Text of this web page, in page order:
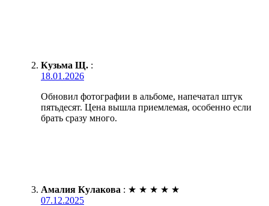
Кузьма Щ. :
18.01.2026
Обновил фотографии в альбоме, напечатал штук
пятьдесят. Цена вышла приемлемая, особенно если
брать сразу много.
Амалия Кулакова : ★ ★ ★ ★ ★
07.12.2025